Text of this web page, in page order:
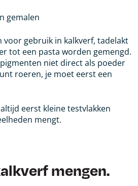
gemalen
voor gebruik in kalkverf, tadelakt
tot een pasta worden gemengd.
niet direct als poeder
roeren, je moet eerst een
eerst kleine testvlakken
mengt.
mengen.